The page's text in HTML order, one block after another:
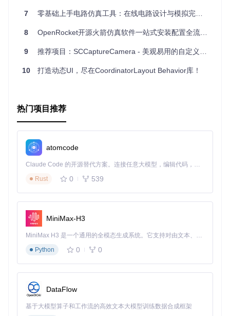
7 零基础上手电路仿真工具：在线电路设计与模拟完全指南
8 OpenRocket开源火箭仿真软件一站式安装配置全流程指南
9 推荐项目：SCCaptureCamera - 美观易用的自定义相机库
10 打造动态UI，尽在CoordinatorLayout Behavior库！
热门项目推荐
atomcode
Claude Code 的开源替代方案。连接任意大模型，编辑代码，运行命令，自动验证 — 全自动执行。用 Rust 构建，极致性能。 ｜ An open-source alternative to Claude Code. Connect any LLM, edit code, run commands, and verify changes — autonomously. Built in Rust for speed. Get Started
Rust
0 539
MiniMax-H3
MiniMax H3 是一个通用的全模态生成系统。它支持对由文本、图像、视频和音频组成的多模态上下文进行统一理解，并能生成分辨率高达 2K、时长可达 15 秒的带原生立体声音频的视频。得益于面向任务泛化的系统设计，H3 在预训练阶段就已具备广泛的多模态上下文理解与生成能力，能够出色地执行复杂的多模态指令。
Python
0 0
DataFlow
基于大模型算子和工作流的高效文本大模型训练数据合成框架